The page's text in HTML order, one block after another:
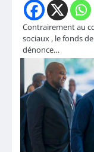
Contrairement au
sociaux , le fonds
dénonce…